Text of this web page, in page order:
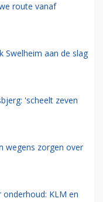
route vanaf
Swelheim aan de slag
'scheelt zeven
wegens zorgen over
KLM en